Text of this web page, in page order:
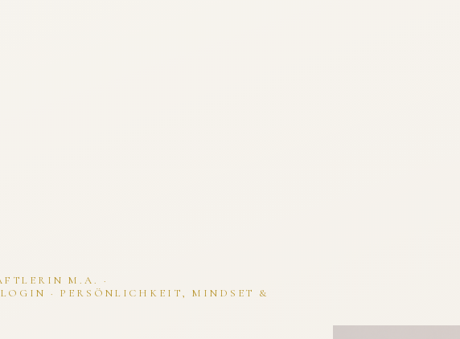
M.A. ·
· PERSÖNLICHKEIT, MINDSET &